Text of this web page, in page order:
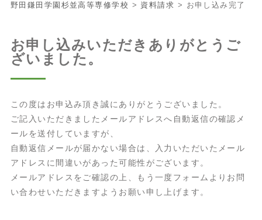
野田鎌田学園杉並高等専修学校 > 資料請求 > お申し込み完了
お申し込みいただきありがとうご
ざいました。
この度はお申込み頂き誠にありがとうございました。
ご記入いただきましたメールアドレスへ自動返信の確認メ
ールを送付していますが、
自動返信メールが届かない場合は、入力いただいたメール
アドレスに間違いがあった可能性がございます。
メールアドレスをご確認の上、もう一度フォームよりお問
い合わせいただきますようお願い申し上げます。